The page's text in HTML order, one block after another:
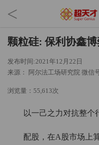
<
颗粒硅: 保利协鑫
发布时间:2021年12月22日
来源： 阿尔法工场研究院 微信
浏览量：55,613次
以一己之力对抗整个
配股，在A股市场上